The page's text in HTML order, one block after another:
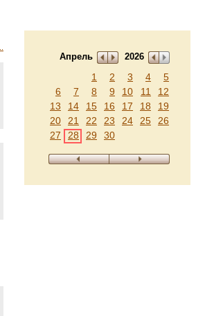
Апрель 2026
1 2 3 4
5
6
7 8 9 10 11
12
13
14 15 16 17 18
19
20
21 22 23 24 25
26
27
28 29 30